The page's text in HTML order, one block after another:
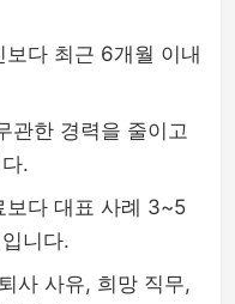
보다 최근 6개월 이내
관한 경력을 줄이고
.
보다 대표 사례 3~5
니다.
사 사유, 희망 직무,